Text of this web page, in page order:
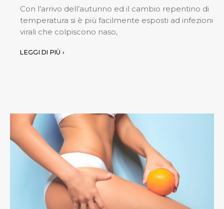
Con l’arrivo dell’autunno ed il cambio repentino di
temperatura si è più facilmente esposti ad infezioni
virali che colpiscono naso,
LEGGI DI PIÙ ›